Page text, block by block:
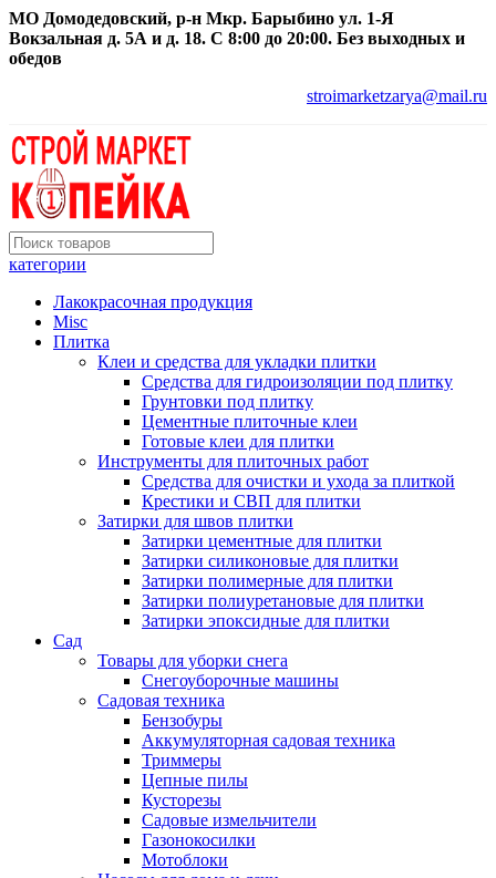
МО Домодедовский, р-н Мкр. Барыбино ул. 1-Я
Вокзальная д. 5А и д. 18. С 8:00 до 20:00. Без выходных и
обедов
stroimarketzarya@mail.ru
категории
Лакокрасочная продукция
Misc
Плитка
Клеи и средства для укладки плитки
Средства для гидроизоляции под плитку
Грунтовки под плитку
Цементные плиточные клеи
Готовые клеи для плитки
Инструменты для плиточных работ
Средства для очистки и ухода за плиткой
Крестики и СВП для плитки
Затирки для швов плитки
Затирки цементные для плитки
Затирки силиконовые для плитки
Затирки полимерные для плитки
Затирки полиуретановые для плитки
Затирки эпоксидные для плитки
Сад
Товары для уборки снега
Снегоуборочные машины
Садовая техника
Бензобуры
Аккумуляторная садовая техника
Триммеры
Цепные пилы
Кусторезы
Садовые измельчители
Газонокосилки
Мотоблоки